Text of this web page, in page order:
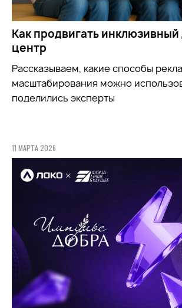
Как продвигать инклюзивный
центр
Рассказываем, какие способы
масштабирования можно
поделились эксперты
11 МАРТА 2026